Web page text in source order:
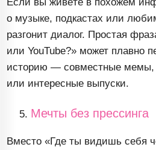
о музыке, подкастах или
разгонит диалог. Простая
или YouTube?» может плавно
историю — совместные мемы,
или интересные выпуски.
Мечты без прессинга
Вместо «Где ты видишь себя